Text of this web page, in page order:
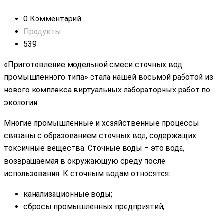
0 Комментарий
Продукты
539
«Приготовление модельной смеси сточных вод
промышленного типа» стала нашей восьмой работой из
нового комплекса виртуальных лабораторных работ по
экологии.
Многие промышленные и хозяйственные процессы
связаны с образованием сточных вод, содержащих
токсичные вещества. Сточные воды – это вода,
возвращаемая в окружающую среду после
использования. К сточным водам относятся:
канализационные воды;
сбросы промышленных предприятий;